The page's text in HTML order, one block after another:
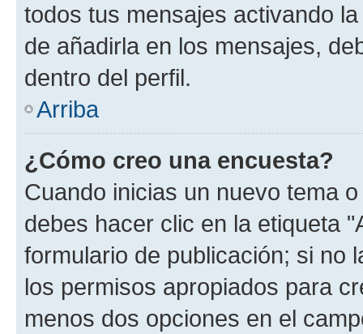
todos tus mensajes activando
de añadirla en los mensajes,
dentro del perfil.
Arriba
¿Cómo creo una encuesta?
Cuando inicias un nuevo tema
debes hacer clic en la etiqueta
formulario de publicación; si no
los permisos apropiados para
menos dos opciones en el